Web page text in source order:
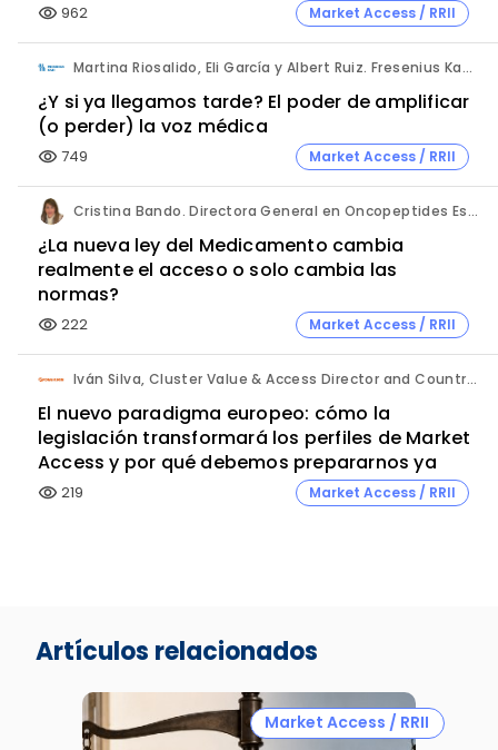
visibility 962 Market Access / RRII
Martina Riosalido, Eli García y Albert Ruiz. Fresenius Kabi.
¿Y si ya llegamos tarde? El poder de amplificar
(o perder) la voz médica
visibility 749 Market Access / RRII
Cristina Bando. Directora General en Oncopeptides España y Directora del Programa Executive de Market Access de Cesif.
¿La nueva ley del Medicamento cambia
realmente el acceso o solo cambia las
normas?
visibility 222 Market Access / RRII
Iván Silva, Cluster Value & Access Director and Country Manager Spain y Natalia Montero, Market Access Intern. Kyowa Kirin.
El nuevo paradigma europeo: cómo la
legislación transformará los perfiles de Market
Access y por qué debemos prepararnos ya
visibility 219 Market Access / RRII
Artículos relacionados
Market Access / RRII